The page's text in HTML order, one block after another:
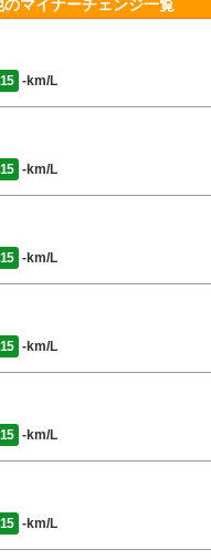
マイナーチェンジ一覧
-km/L
-km/L
-km/L
-km/L
-km/L
-km/L